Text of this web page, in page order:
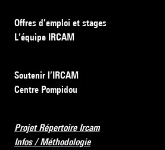
Offres d’emploi et stages
L’équipe IRCAM
Soutenir l’IRCAM
Centre Pompidou
Projet Répertoire Ircam
Infos / Méthodologie